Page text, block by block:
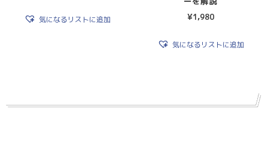
気になるリストに追加 ¥1,980
気になるリストに追加